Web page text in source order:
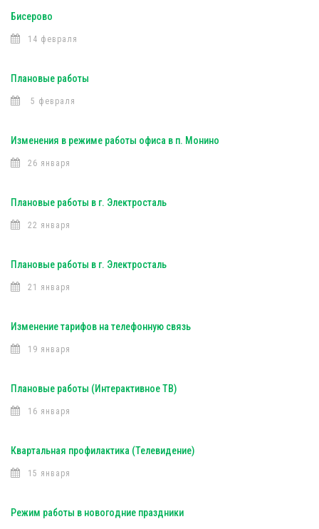
Бисерово
14 февраля
Плановые работы
5 февраля
Изменения в режиме работы офиса в п. Монино
26 января
Плановые работы в г. Электросталь
22 января
Плановые работы в г. Электросталь
21 января
Изменение тарифов на телефонную связь
19 января
Плановые работы (Интерактивное ТВ)
16 января
Квартальная профилактика (Телевидение)
15 января
Режим работы в новогодние праздники